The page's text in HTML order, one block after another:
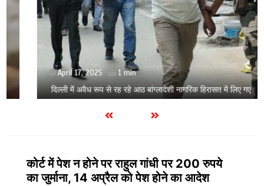
April 17, 2025 1 min
दिल्ली में अवैध रूप से रह रहे आठ बांग्लादेशी नागरिक हिरासत में लिए गए
कोर्ट में पेश न होने पर राहुल गांधी पर 200 रुपये
का जुर्माना, 14 अप्रैल को पेश होने का आदेश